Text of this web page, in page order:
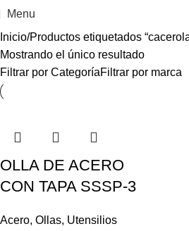
Menu
Inicio Productos etiquetados
Mostrando el único resultado
Filtrar por CategoríaFiltrar por marca
OLLA DE ACERO
CON TAPA SSSP-3
Acero, Ollas, Utensilios